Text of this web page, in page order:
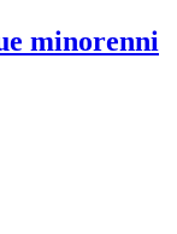
minorenni